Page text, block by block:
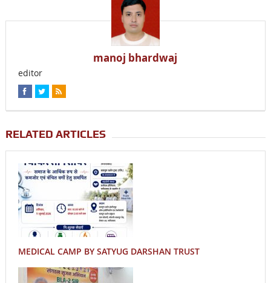
manoj bhardwaj
editor
RELATED ARTICLES
MEDICAL CAMP BY SATYUG DARSHAN TRUST